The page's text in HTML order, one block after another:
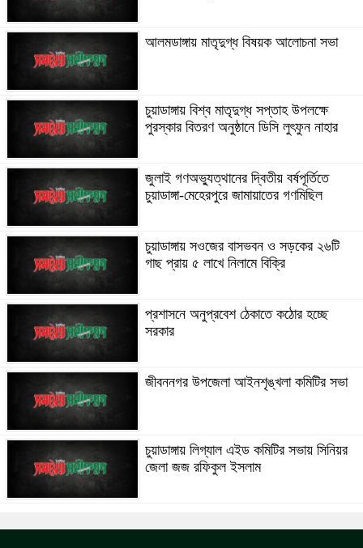
আলমডাঙ্গায় মাতৃদুগ্ধ বিষয়ক আলোচনা সভা
চুয়াডাঙ্গায় বিশ্ব মাতৃদুগ্ধ সপ্তাহ উপলক্ষে
পুরস্কার বিতরণ অনুষ্ঠানে ডিসি লুৎফুন নাহার
জুলাই গণঅভ্যুত্থানের দ্বিতীয় বর্ষপূর্তিতে
চুয়াডাঙ্গা-মেহেরপুরে জামায়াতের গণমিছিল
চুয়াডাঙ্গায় সওজের বাসভবন ও সড়কের ২৬টি
গাছ প্রায় ৫ লাখে নিলামে বিক্রি
প্রশাসনে অনুপ্রবেশ ঠেকাতে কঠোর হচ্ছে
সরকার
জীবননগর উপজেলা আইনশৃঙ্খলা কমিটির সভা
চুয়াডাঙ্গায় লিগ্যাল এইড কমিটির সভায় সিনিয়র
জেলা জজ রফিকুল ইসলাম